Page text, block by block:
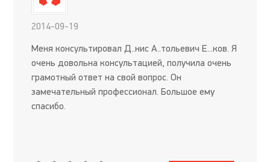
2014-09-19
Меня консультировал Д..нис А..тольевич Е...ков. Я
очень довольна консультацией, получила очень
грамотный ответ на свой вопрос. Он
замечательный профессионал. Большое ему
спасибо.